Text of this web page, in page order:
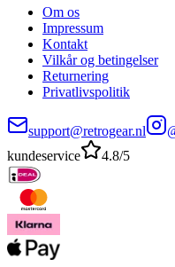
Om os
Impressum
Kontakt
Vilkår og betingelser
Returnering
Privatlivspolitik
support@retrogear.nl
kundeservice
4.8/5